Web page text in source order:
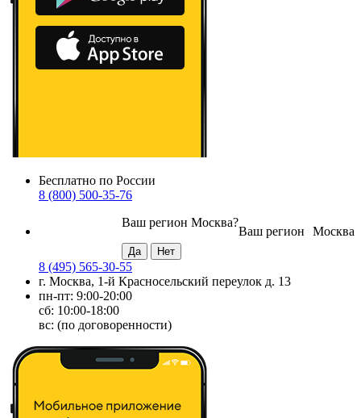
Бесплатно по России
8 (800) 500-35-76
Москва
Ваш регион
Ваш регион Москва?
8 (495) 565-30-55
г. Москва, 1-й Красносельский переулок д. 13
пн-пт: 9:00-20:00
сб: 10:00-18:00
вс: (по договоренности)